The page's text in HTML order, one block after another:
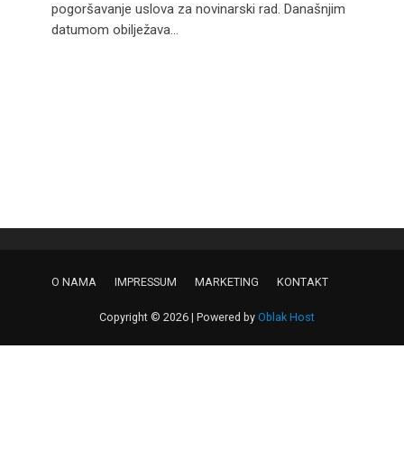
pogoršavanje uslova za novinarski rad. Današnjim
datumom obilježava...
O NAMA IMPRESSUM MARKETING KONTAKT
Copyright © 2026 | Powered by Oblak Host